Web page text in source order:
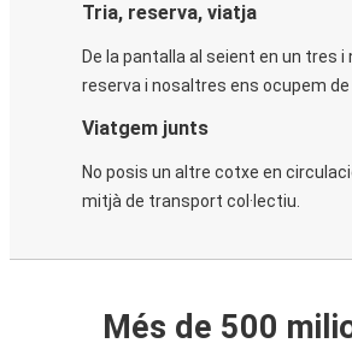
Tria, reserva, viatja
De la pantalla al seient en un tres i
reserva i nosaltres ens ocupem de
Viatgem junts
No posis un altre cotxe en
mitjà de transport col·lectiu.
Més de 500